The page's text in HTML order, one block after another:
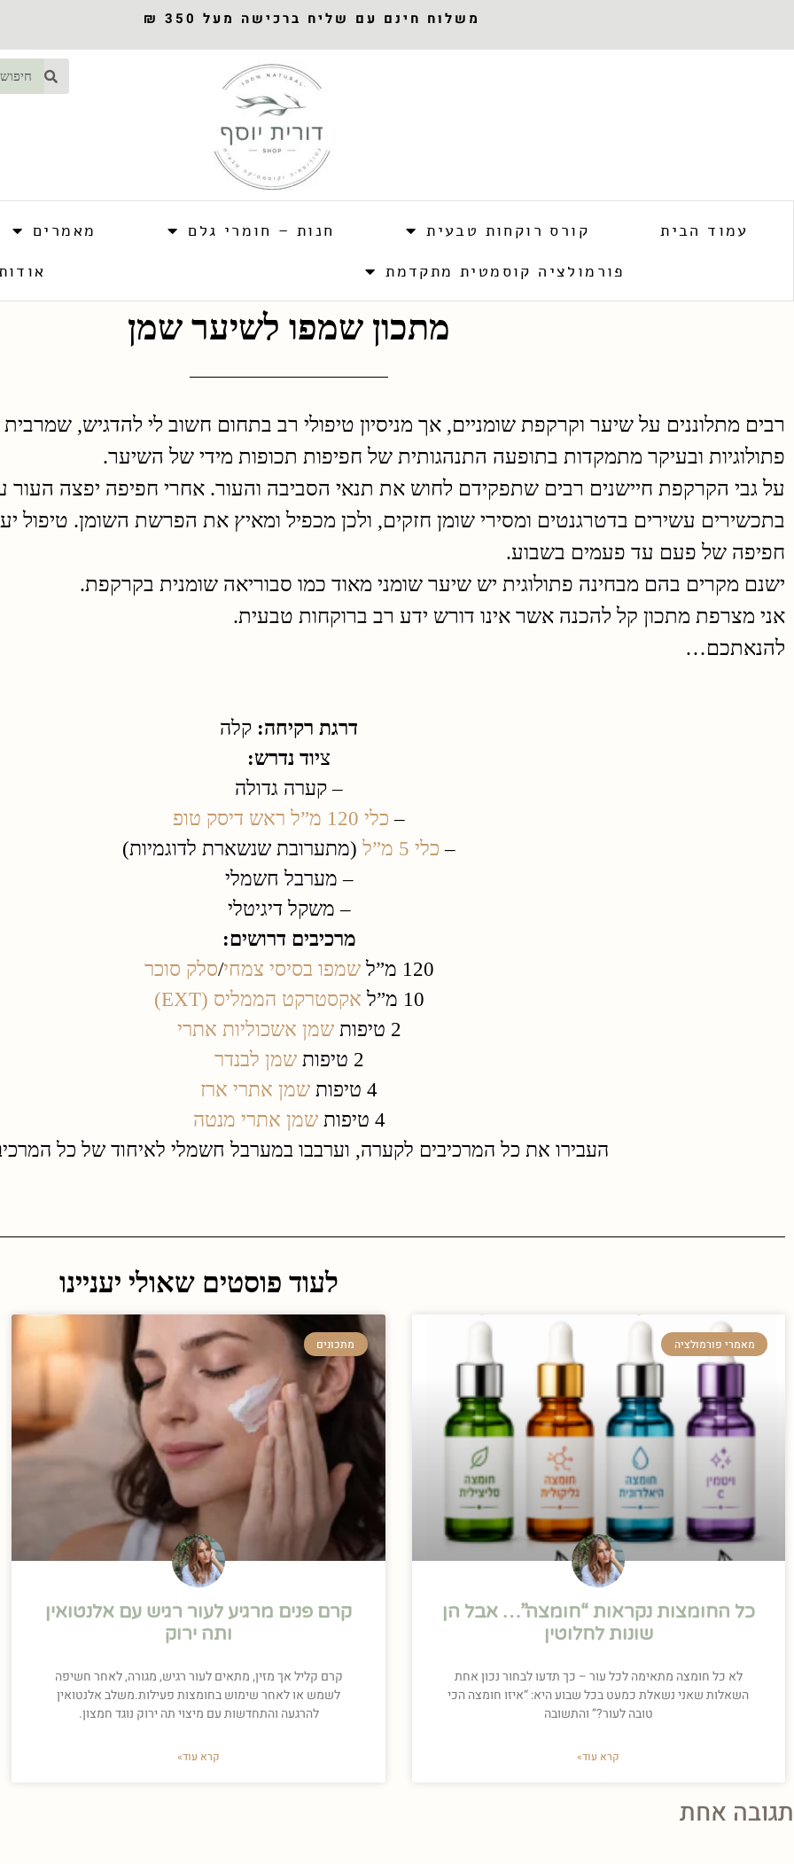
משלוח חינם עם שליח ברכישה מעל 350 ₪
עמוד הבית קורס רוקחות טבעית חנות – חומרי גלם
מאמרים
פורמולציה קוסמטית מתקדמת
מתכון שמפו לשיער שמן
רבים מתלוננים על שיער וקרקפת שומניים, אך מניסיון טיפולי רב בתחום חשוב לי להדגיש,
פתולוגיות ובעיקר מתמקדות בתופעה התנהגותית של חפיפות תכופות מידי של השיער.
על גבי הקרקפת חיישנים רבים שתפקידם לחוש את תנאי הסביבה והעור. אחרי חפיפה יפצה העור
בתכשירים עשירים בדטרגנטים ומסירי שומן חזקים, ולכן מכפיל ומאיץ את הפרשת השומן. טיפול
חפיפה של פעם עד פעמים בשבוע.
ישנם מקרים בהם מבחינה פתולוגית יש שיער שומני מאוד כמו סבוריאה שומנית בקרקפת.
אני מצרפת מתכון קל להכנה אשר אינו דורש ידע רב ברוקחות טבעית.
להנאתכם…
דרגת רקיחה: קלה
ציוד נדרש:
– קערה גדולה
– כלי 120 מ”ל ראש דיסק טופ
– כלי 5 מ”ל
(מתערובת שנשארת לדוגמיות)
– מערבל חשמלי
– משקל דיגיטלי
מרכיבים דרושים:
120 מ”ל
שמפו בסיסי צמחי/סלק סוכר
10 מ”ל
אקסטרקט הממליס (EXT)
2 טיפות
שמן אשכוליות אתרי
2 טיפות
שמן לבנדר
4 טיפות
שמן אתרי ארז
4 טיפות
שמן אתרי מנטה
העבירו את כל המרכיבים לקערה, וערבבו במערבל חשמלי לאיחוד של כל
לעוד פוסטים שאולי יעניינו
מאמרי פורמולציה
כל החומצות נקראות “חומצה”… אבל הן
שונות לחלוטין
לא כל חומצה מתאימה לכל עור – כך תדעו לבחור נכון אחת
השאלות שאני נשאלת כמעט בכל שבוע היא: “איזו חומצה הכי
טובה לעור?” והתשובה
קרא עוד»
מתכונים
קרם פנים מרגיע לעור רגיש עם אלנטואין
ותה ירוק
קרם קליל אך מזין, מתאים לעור רגיש, מגורה, לאחר חשיפה
לשמש או לאחר שימוש בחומצות פעילות.משלב אלנטואין
להרגעה והתחדשות עם מיצוי תה ירוק נוגד חמצון.
קרא עוד»
תגובה אחת